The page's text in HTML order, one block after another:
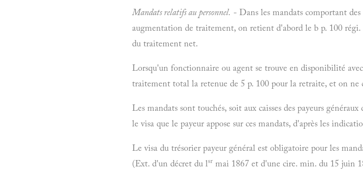
Mandats relatifs au personnel. - Dans les mandats comportant
augmentation de traitement, on retient d'abord le b p. 100
du traitement net.
Lorsqu'un fonctionnaire ou agent se trouve en disponibilité
traitement total la retenue de 5 p. 100 pour la retraite, et on
Les mandats sont touchés, soit aux caisses des payeurs
le visa que le payeur appose sur ces mandats, d'après les
Le visa du trésorier payeur général est obligatoire pour les
(Ext. d'un décret du lsr mai 1867 et d'une cire. min. du 15 juin